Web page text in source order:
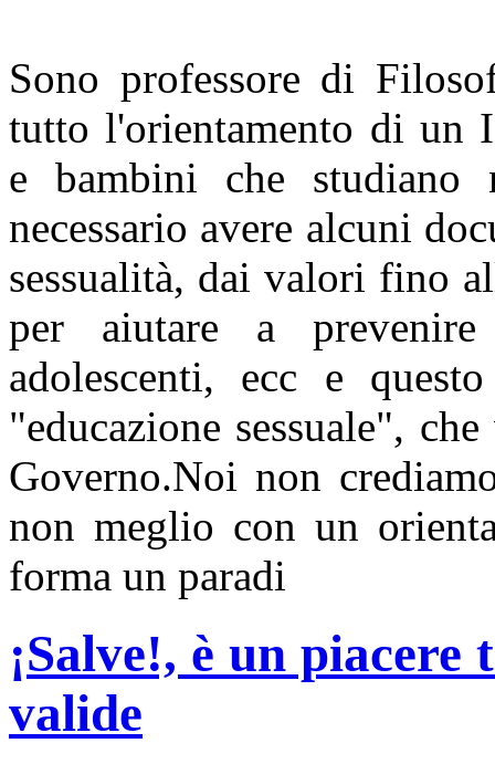
Sono professore di
tutto l'orientamento di un
e bambini che
necessario avere alcuni
sessualità, dai valori fino
per aiutare a
adolescenti, ecc e
"educazione sessuale",
Governo.Noi non
non meglio con un
forma un paradi
¡Salve!, è un
valide